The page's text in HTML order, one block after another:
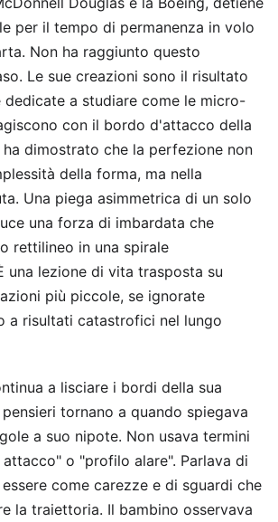
per il tempo di permanenza in volo
Non ha raggiunto questo
Le sue creazioni sono il risultato
a studiare come le micro-
con il bordo d'attacco della
dimostrato che la perfezione non
della forma, ma nella
Una piega asimmetrica di un solo
una forza di imbardata che
rettilineo in una spirale
una lezione di vita trasposta su
più piccole, se ignorate
a risultati catastrofici nel lungo
a lisciare i bordi della sua
tornano a quando spiegava
a suo nipote. Non usava termini
o "profilo alare". Parlava di
come carezze e di sguardi che
la traiettoria. Il bambino osservava